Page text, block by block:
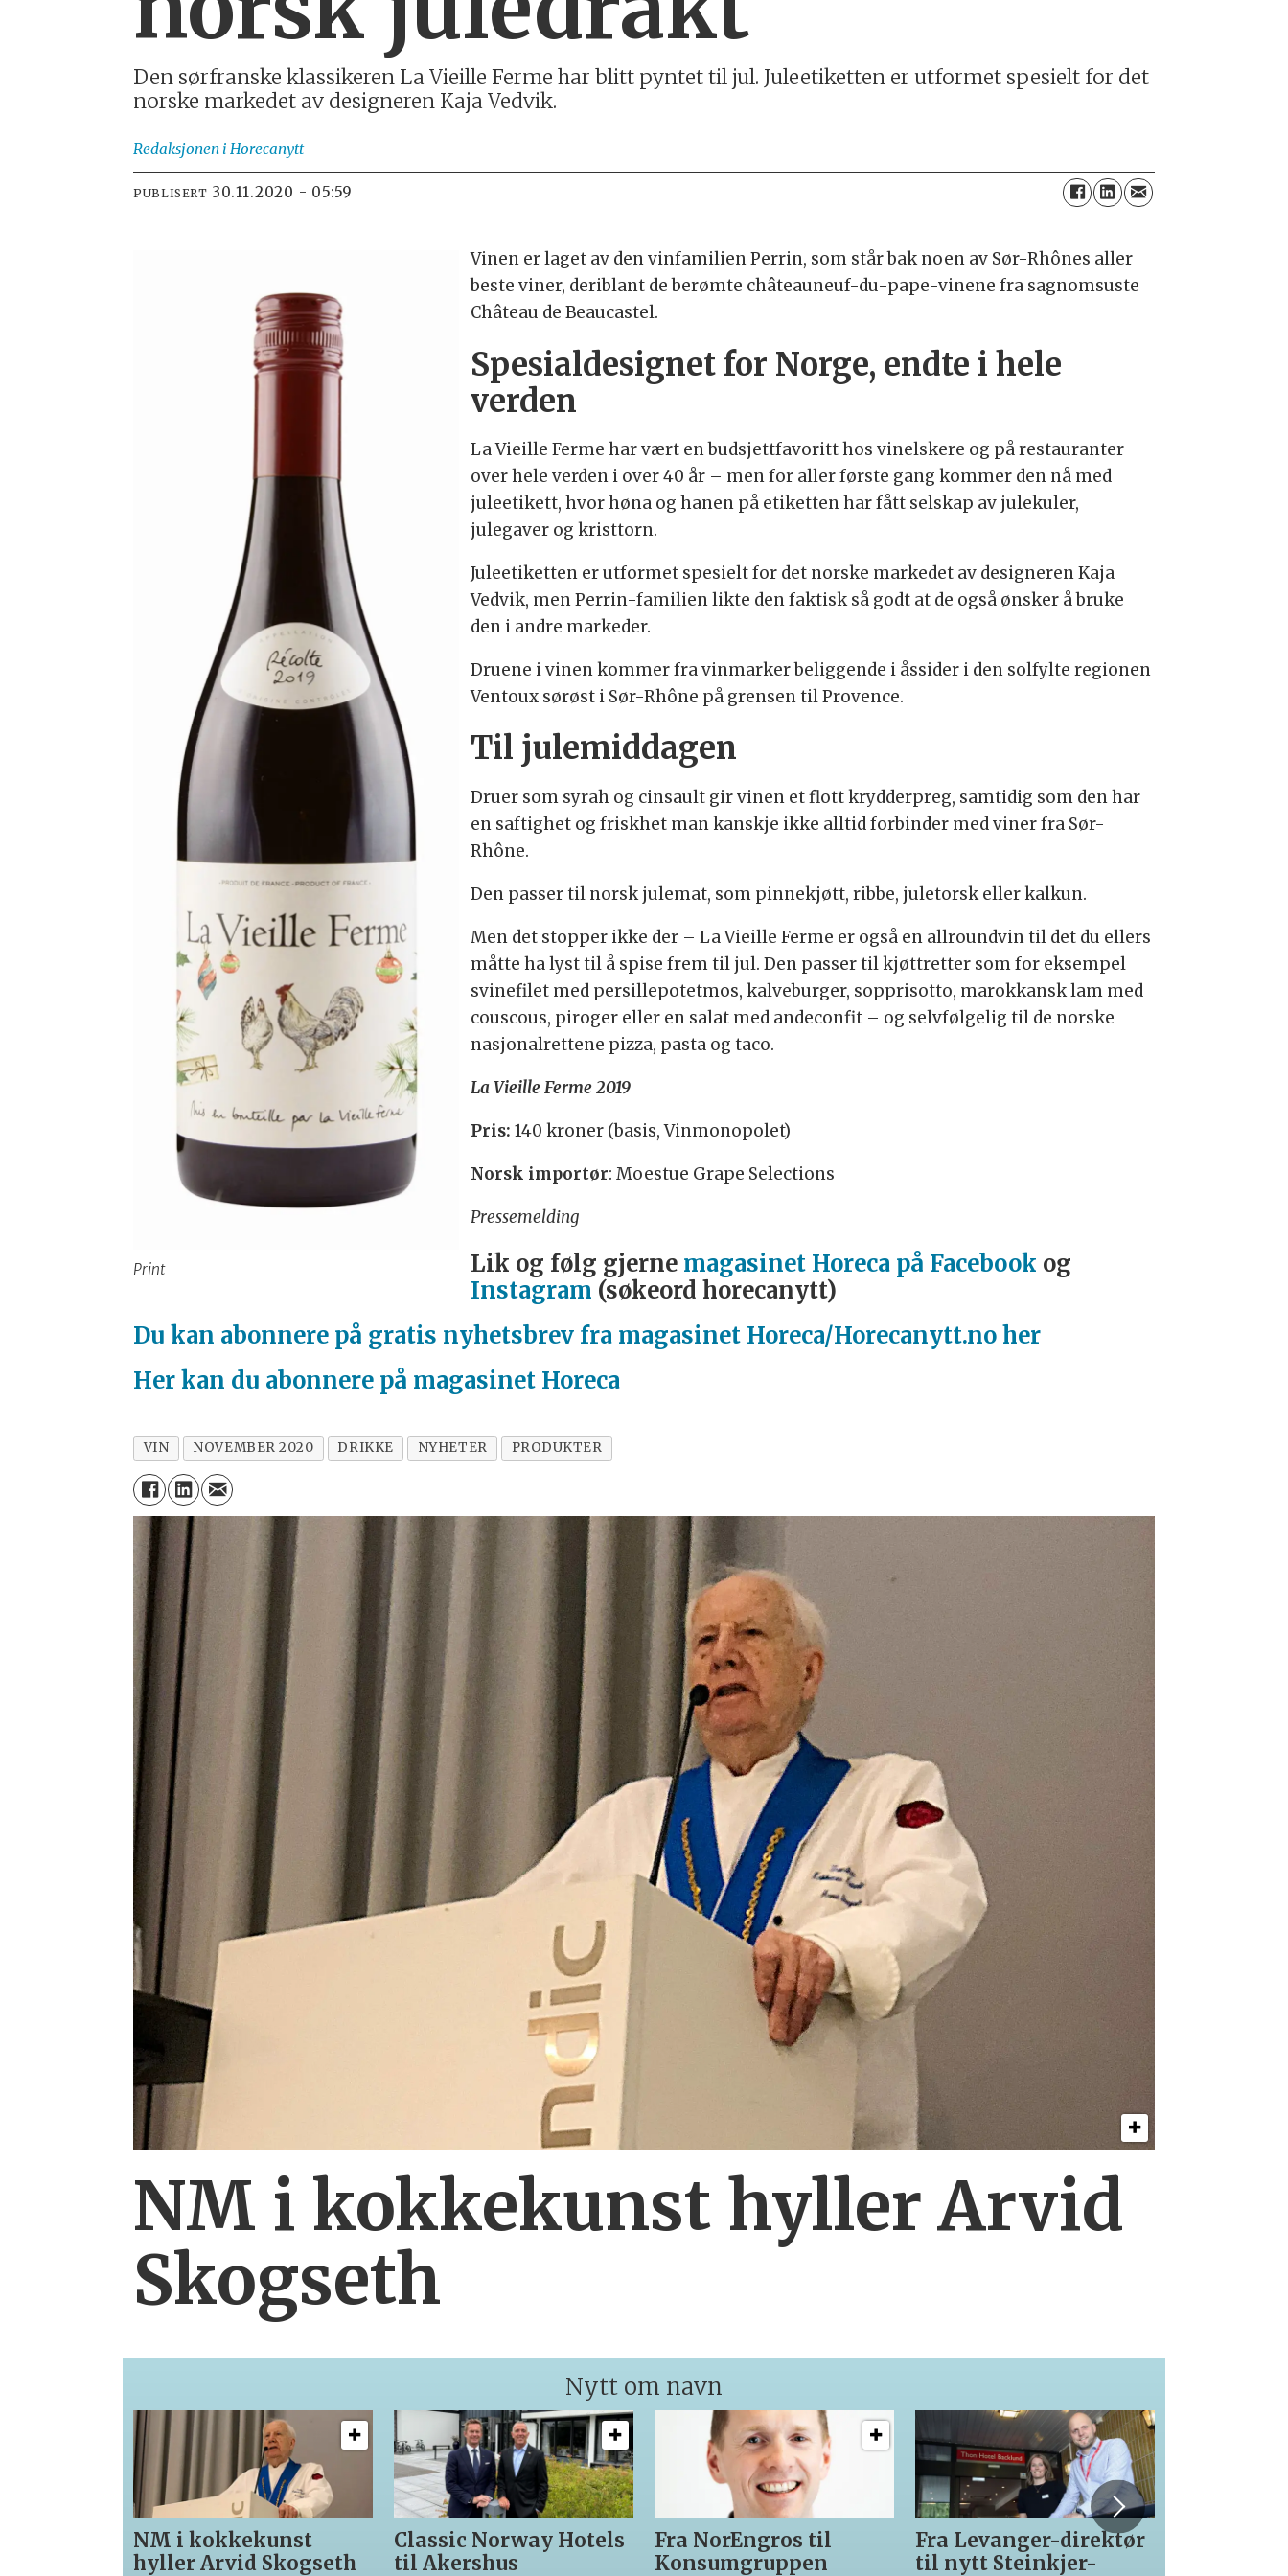
Den sørfranske klassikeren La Vieille Ferme har blitt pyntet til jul. Juleetiketten er utformet spesielt for det
norske markedet av designeren Kaja Vedvik.
Redaksjonen i Horecanytt
PUBLISERT 30.11.2020 - 05:59
Print
Vinen er laget av den vinfamilien Perrin, som står bak noen av Sør-Rhônes aller
beste viner, deriblant de berømte châteauneuf-du-pape-vinene fra sagnomsuste
Château de Beaucastel.
Spesialdesignet for Norge, endte i hele
verden
La Vieille Ferme har vært en budsjettfavoritt hos vinelskere og på restauranter
over hele verden i over 40 år – men for aller første gang kommer den nå med
juleetikett, hvor høna og hanen på etiketten har fått selskap av julekuler,
julegaver og kristtorn.
Juleetiketten er utformet spesielt for det norske markedet av designeren Kaja
Vedvik, men Perrin-familien likte den faktisk så godt at de også ønsker å bruke
den i andre markeder.
Druene i vinen kommer fra vinmarker beliggende i åssider i den solfylte regionen
Ventoux sørøst i Sør-Rhône på grensen til Provence.
Til julemiddagen
Druer som syrah og cinsault gir vinen et flott krydderpreg, samtidig som den har
en saftighet og friskhet man kanskje ikke alltid forbinder med viner fra Sør-
Rhône.
Den passer til norsk julemat, som pinnekjøtt, ribbe, juletorsk eller kalkun.
Men det stopper ikke der – La Vieille Ferme er også en allroundvin til det du ellers
måtte ha lyst til å spise frem til jul. Den passer til kjøttretter som for eksempel
svinefilet med persillepotetmos, kalveburger, sopprisotto, marokkansk lam med
couscous, piroger eller en salat med andeconfit – og selvfølgelig til de norske
nasjonalrettene pizza, pasta og taco.
La Vieille Ferme 2019
Pris: 140 kroner (basis, Vinmonopolet)
Norsk importør: Moestue Grape Selections
Pressemelding
Lik og følg gjerne magasinet Horeca på Facebook og
Instagram (søkeord horecanytt)
Du kan abonnere på gratis nyhetsbrev fra magasinet Horeca/Horecanytt.no her
Her kan du abonnere på magasinet Horeca
VIN NOVEMBER 2020 DRIKKE NYHETER PRODUKTER
NM i kokkekunst hyller Arvid
Skogseth
Nytt om navn
NM i kokkekunst
hyller Arvid Skogseth
Classic Norway Hotels
til Akershus
Fra NorEngros til
Konsumgruppen
Fra Levanger-direktør
til nytt Steinkjer-